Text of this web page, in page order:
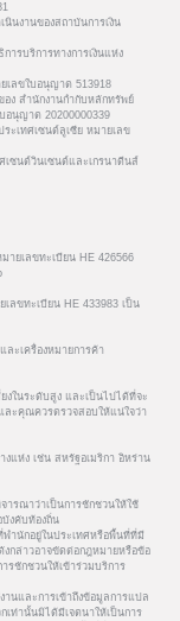
นงานของสถาบันการเงิน
ารบริการทางการเงินแห่ง
เลขใบอนุญาต 513918
อง สำนักงานกำกับหลักทรัพย์
อนุญาต 20200000339
ะเทศเซนต์ลูเซีย หมายเลข
เซนต์วินเซนต์และเกรนาดีนส์
ยเลขทะเบียน HE 426566
ลขทะเบียน HE 433983 เป็น
ะเครื่องหมายการค้า
งในระดับสูง และเป็นไปได้ที่จะ
ะคุณควรตรวจสอบให้แน่ใจว่า
งแห่ง เช่น สหรัฐอเมริกา อิหร่าน
ารณาว่าเป็นการชักชวนให้ใช้
บังคับท้องถิ่น
ำนักอยู่ในประเทศหรือพื้นที่ที่มี
งกล่าวอาจขัดต่อกฎหมายหรือข้อ
รชักชวนให้เข้าร่วมบริการ
นและการเข้าถึงข้อมูลการแปล
ท่านั้นมิได้มีเจตนาให้เป็นการ